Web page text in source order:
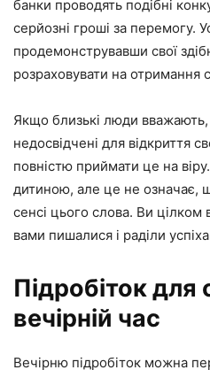
банки проводять подібні
серйозні гроші за перемогу.
продемонструвавши свої
розраховувати на отримання
Якщо близькі люди
недосвідчені для відкриття
повністю приймати це на
дитиною, але це не означає,
сенсі цього слова. Ви цілком
вами пишалися і раділи
Підробіток для
вечірній час
Вечірню підробіток можна